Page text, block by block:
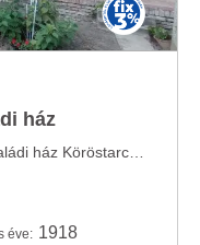
ház
éve: 1918